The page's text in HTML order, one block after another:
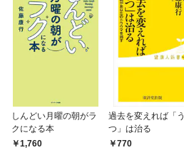
しんどい月曜の朝がラ
クになる本
1,760
過去を変えれば「う
つ」は治る
770